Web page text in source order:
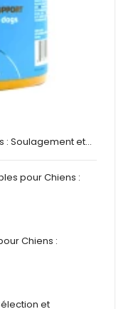
: Soulagement et…
pour Chiens :
Chiens :
et